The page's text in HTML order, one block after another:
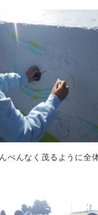
べんなく茂るように全